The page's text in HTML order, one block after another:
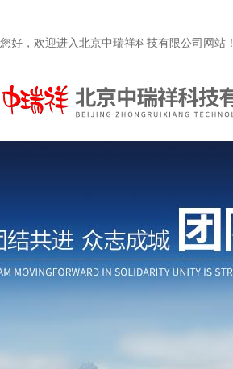
您好，欢迎进入北京中瑞祥科技有限公司网站！